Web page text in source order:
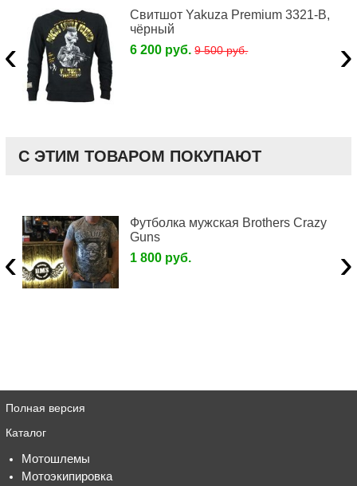
Свитшот Yakuza Premium 3321-B,
чёрный
6 200 руб.9 500 руб.
‹ ›
С ЭТИМ ТОВАРОМ ПОКУПАЮТ
Футболка мужская Brothers Crazy
Guns
1 800 руб.
‹ ›
Полная версия
Каталог
Мотошлемы
Мотоэкипировка